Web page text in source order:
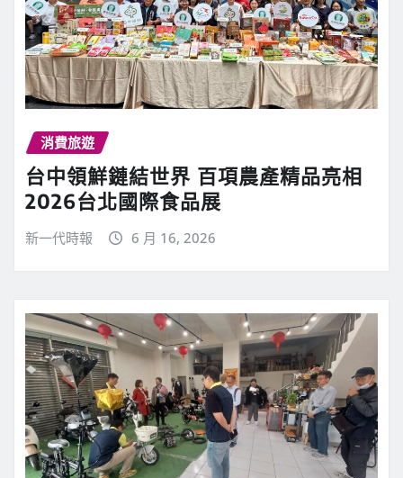
消費旅遊
台中領鮮鏈結世界 百項農產精品亮相
2026台北國際食品展
新一代時報 6 月 16, 2026